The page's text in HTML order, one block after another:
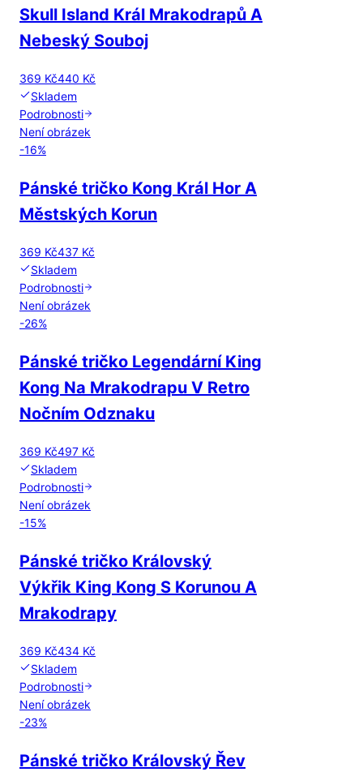
Skull Island Král Mrakodrapů A
Nebeský Souboj
369 Kč440 Kč
Skladem
Podrobnosti
Není obrázek
-16%
Pánské tričko Kong Král Hor A
Městských Korun
369 Kč437 Kč
Skladem
Podrobnosti
Není obrázek
-26%
Pánské tričko Legendární King
Kong Na Mrakodrapu V Retro
Nočním Odznaku
369 Kč497 Kč
Skladem
Podrobnosti
Není obrázek
-15%
Pánské tričko Královský
Výkřik King Kong S Korunou A
Mrakodrapy
369 Kč434 Kč
Skladem
Podrobnosti
Není obrázek
-23%
Pánské tričko Královský Řev